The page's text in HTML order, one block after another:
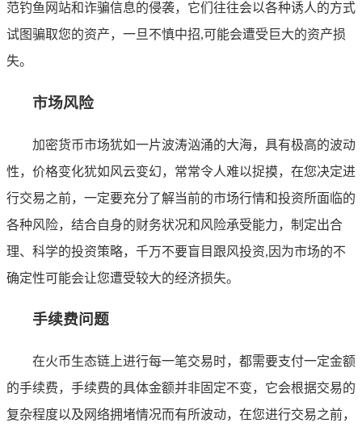
范钓鱼网站和诈骗信息的侵袭，它们往往会以各种诱人的方式
试图骗取您的资产，一旦不慎中招,可能会遭受巨大的资产损
失。
市场风险
加密货币市场犹如一片波涛汹涌的大海，具有极高的波动
性，价格变化犹如风云变幻，常常令人难以捉摸，在您决定进
行交易之前，一定要充分了解当前的市场行情和投资所面临的
各种风险，结合自身的财务状况和风险承受能力，制定出合
理、科学的投资策略，千万不要盲目跟风投资,因为市场的不
确定性可能会让您遭受较大的经济损失。
手续费问题
在火币生态链上进行每一笔交易时，都需要支付一定金额
的手续费，手续费的具体金额并非固定不变，它会根据交易的
复杂程度以及网络拥堵情况而有所波动，在您进行交易之前，